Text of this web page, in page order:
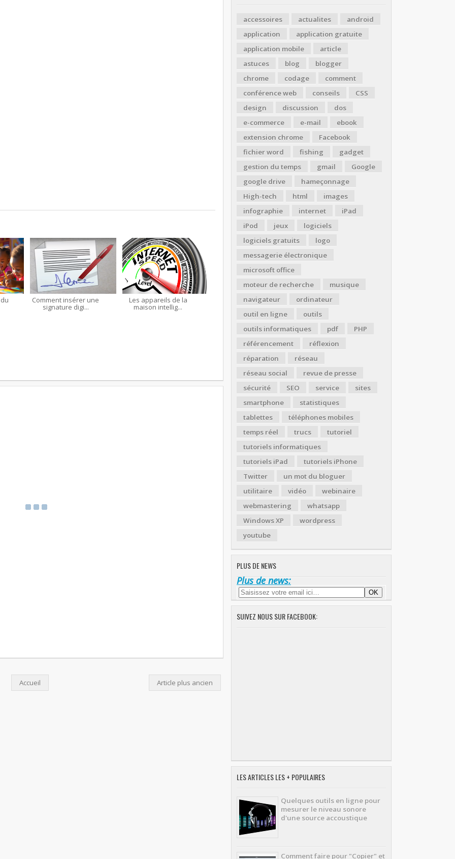
Comment insérer une
signature digi...
Les appareils de la
maison intellig...
Article plus ancien
Accueil
accessoires actualites
android
application
application gratuite
application mobile
article
astuces
blog
blogger
chrome
codage
comment
conférence web
conseils
CSS
design
discussion
dos
e-commerce
e-mail
ebook
extension chrome
Facebook
fichier word
fishing
gadget
gestion du temps
gmail
Google
google drive
hameçonnage
High-tech
html
images
infographie
internet
iPad
iPod
jeux
logiciels
logiciels gratuits
logo
messagerie électronique
microsoft office
moteur de recherche
musique
navigateur
ordinateur
outil en ligne
outils
outils informatiques
pdf
PHP
référencement
réflexion
réparation
réseau
réseau social
revue de presse
sécurité
SEO service
sites
smartphone
statistiques
tablettes
téléphones mobiles
temps réel
trucs
tutoriel
tutoriels informatiques
tutoriels iPad
tutoriels iPhone
Twitter
un mot du bloguer
utilitaire
vidéo
webinaire
webmastering
whatsapp
Windows XP
wordpress
youtube
PLUS DE NEWS
Plus de news:
SUIVEZ NOUS SUR FACEBOOK:
LES ARTICLES LES + POPULAIRES
Quelques outils en ligne pour
mesurer le niveau sonore
d'une source accoustique
Comment faire pour "Copier" et